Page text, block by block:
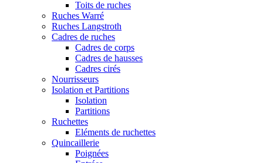
Toits de ruches
Ruches Warré
Ruches Langstroth
Cadres de ruches
Cadres de corps
Cadres de hausses
Cadres cirés
Nourrisseurs
Isolation et Partitions
Isolation
Partitions
Ruchettes
Eléments de ruchettes
Quincaillerie
Poignées